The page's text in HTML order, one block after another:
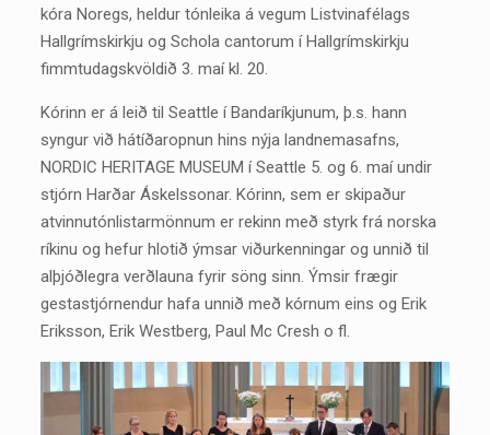
kóra Noregs, heldur tónleika á vegum Listvinafélags
Hallgrímskirkju og Schola cantorum í Hallgrímskirkju
fimmtudagskvöldið 3. maí kl. 20.
Kórinn er á leið til Seattle í Bandaríkjunum, þ.s. hann
syngur við hátíðaropnun hins nýja landnemasafns,
NORDIC HERITAGE MUSEUM í Seattle 5. og 6. maí undir
stjórn Harðar Áskelssonar. Kórinn, sem er skipaður
atvinnutónlistarmönnum er rekinn með styrk frá norska
ríkinu og hefur hlotið ýmsar viðurkenningar og unnið til
alþjóðlegra verðlauna fyrir söng sinn. Ýmsir frægir
gestastjórnendur hafa unnið með kórnum eins og Erik
Eriksson, Erik Westberg, Paul Mc Cresh o fl.